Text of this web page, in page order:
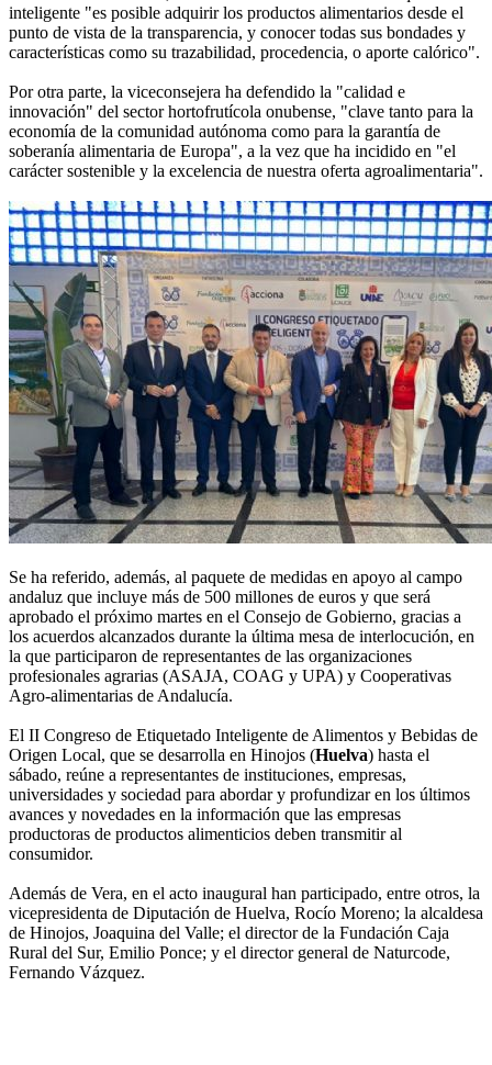
inteligente "es posible adquirir los productos alimentarios desde el
punto de vista de la transparencia, y conocer todas sus bondades y
características como su trazabilidad, procedencia, o aporte calórico".
Por otra parte, la viceconsejera ha defendido la "calidad e
innovación" del sector hortofrutícola onubense, "clave tanto para la
economía de la comunidad autónoma como para la garantía de
soberanía alimentaria de Europa", a la vez que ha incidido en "el
carácter sostenible y la excelencia de nuestra oferta agroalimentaria".
Se ha referido, además, al paquete de medidas en apoyo al campo
andaluz que incluye más de 500 millones de euros y que será
aprobado el próximo martes en el Consejo de Gobierno, gracias a
los acuerdos alcanzados durante la última mesa de interlocución, en
la que participaron de representantes de las organizaciones
profesionales agrarias (ASAJA, COAG y UPA) y Cooperativas
Agro-alimentarias de Andalucía.
El II Congreso de Etiquetado Inteligente de Alimentos y Bebidas de
Origen Local, que se desarrolla en Hinojos (Huelva) hasta el
sábado, reúne a representantes de instituciones, empresas,
universidades y sociedad para abordar y profundizar en los últimos
avances y novedades en la información que las empresas
productoras de productos alimenticios deben transmitir al
consumidor.
Además de Vera, en el acto inaugural han participado, entre otros, la
vicepresidenta de Diputación de Huelva, Rocío Moreno; la alcaldesa
de Hinojos, Joaquina del Valle; el director de la Fundación Caja
Rural del Sur, Emilio Ponce; y el director general de Naturcode,
Fernando Vázquez.